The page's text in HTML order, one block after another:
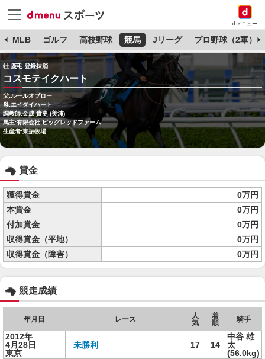
dメニュー
MLB ゴルフ 高校野球 競馬 Jリーグ プロ野球（2軍）
牡 鹿毛 登録抹消
コスモテイクハート
父:ルールオブロー
母:エイダイハート
調教師:金成 貴史 (美浦)
馬主:有限会社 ビッグレッドファーム
生産者:東振牧場
賞金
獲得賞金
0万円
本賞金
0万円
付加賞金
0万円
収得賞金（平地）
0万円
収得賞金（障害）
0万円
競走成績
年月日 レース
人
気
着
順
騎手
2012年
4月28日
東京
未勝利 17 14
中谷 雄
太
(56.0kg)